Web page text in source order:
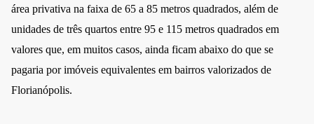
área privativa na faixa de 65 a 85 metros quadrados, além de
unidades de três quartos entre 95 e 115 metros quadrados em
valores que, em muitos casos, ainda ficam abaixo do que se
pagaria por imóveis equivalentes em bairros valorizados de
Florianópolis.